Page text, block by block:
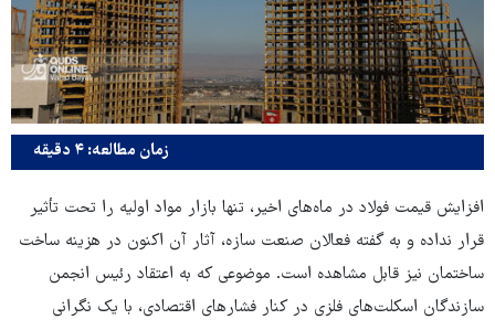
زمان مطالعه: ۴ دقیقه
افزایش قیمت فولاد در ماه‌های اخیر، تنها بازار مواد اولیه را تحت تأثیر
قرار نداده و به گفته فعالان صنعت سازه، آثار آن اکنون در هزینه ساخت
ساختمان نیز قابل مشاهده است. موضوعی که به اعتقاد رئیس انجمن
سازندگان اسکلت‌های فلزی در کنار فشارهای اقتصادی، با یک نگرانی